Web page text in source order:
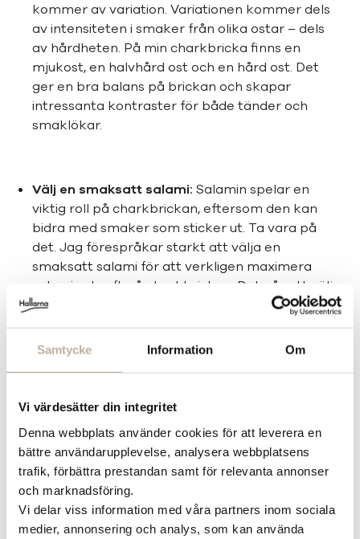
Samtycke Information Om
Vi värdesätter din integritet
Denna webbplats använder cookies för att leverera en
bättre användarupplevelse, analysera webbplatsens
trafik, förbättra prestandan samt för relevanta annonser
och marknadsföring.
Vi delar viss information med våra partners inom sociala
medier, annonsering och analys, som kan använda
kommer av variation. Variationen kommer dels
av intensiteten i smaker från olika ostar – dels
av hårdheten. På min charkbricka finns en
mjukost, en halvhård ost och en hård ost. Det
ger en bra balans på brickan och skapar
intressanta kontraster för både tänder och
smaklökar.
Välj en smaksatt salami: Salamin spelar en
viktig roll på charkbrickan, eftersom den kan
bidra med smaker som sticker ut. Ta vara på
det. Jag förespråkar starkt att välja en
smaksatt salami för att verkligen maximera
salamins kraft på charkbrickan. Det går att välja
allt från vitlök, peppar eller chili till mer snälla
smaker som tryffel eller örter. Dina egna
preferenser avgör.
Glöm inte skinkan:Att glömma bort skinkan på
en charkbricka kanske låter underligt. Men
poängen här är att påminna om den lufttorkade
skinkans roll. Den tillför en sälta till helheten som
gifter sig otroligt fint med vilka ostar du än väljer.
Andra charkprodukter i all ära, men den
lufttorkade skinkan är helt given på min